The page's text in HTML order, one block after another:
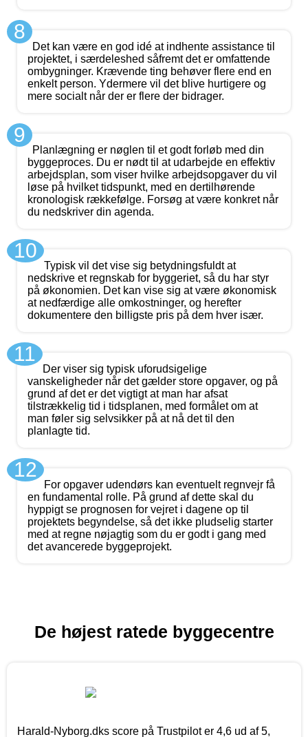
8
Det kan være en god idé at indhente assistance til
projektet, i særdeleshed såfremt det er omfattende
ombygninger. Krævende ting behøver flere end en
enkelt person. Ydermere vil det blive hurtigere og
mere socialt når der er flere der bidrager.
9
Planlægning er nøglen til et godt forløb med din
byggeproces. Du er nødt til at udarbejde en effektiv
arbejdsplan, som viser hvilke arbejdsopgaver du vil
løse på hvilket tidspunkt, med en dertilhørende
kronologisk rækkefølge. Forsøg at være konkret når
du nedskriver din agenda.
10
Typisk vil det vise sig betydningsfuldt at
nedskrive et regnskab for byggeriet, så du har styr
på økonomien. Det kan vise sig at være økonomisk
at nedfærdige alle omkostninger, og herefter
dokumentere den billigste pris på dem hver især.
11
Der viser sig typisk uforudsigelige
vanskeligheder når det gælder store opgaver, og på
grund af det er det vigtigt at man har afsat
tilstrækkelig tid i tidsplanen, med formålet om at
man føler sig selvsikker på at nå det til den
planlagte tid.
12
For opgaver udendørs kan eventuelt regnvejr få
en fundamental rolle. På grund af dette skal du
hyppigt se prognosen for vejret i dagene op til
projektets begyndelse, så det ikke pludselig starter
med at regne nøjagtig som du er godt i gang med
det avancerede byggeprojekt.
De højest ratede byggecentre
Harald-Nyborg.dks score på Trustpilot er 4,6 ud af 5,